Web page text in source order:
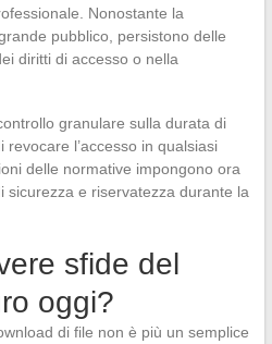
Nonostante la
pubblico, persistono delle
diritti di accesso o nella
granulare sulla durata di
l’accesso in qualsiasi
delle normative impongono ora
sicurezza e riservatezza durante la
sfide del
oggi?
di file non è più un semplice